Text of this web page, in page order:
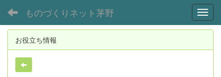
ものづくりネット茅野
お役立ち情報